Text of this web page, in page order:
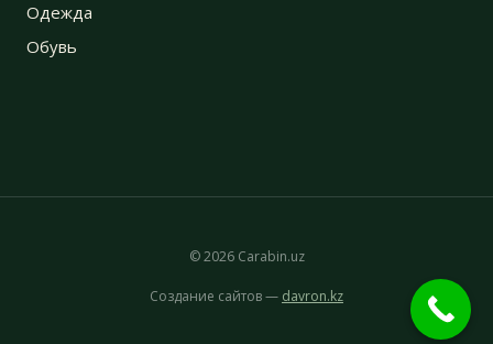
Одежда
Обувь
© 2026 Carabin.uz
Создание сайтов — davron.kz